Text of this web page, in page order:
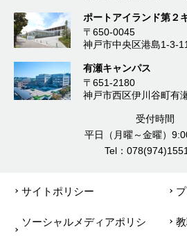
ポートアイランド第２
〒650-0045
神戸市中央区港島1-3-
有瀬キャンパス
〒651-2180
神戸市西区伊川谷町有
受付時間
平日（月曜～金曜）
Tel：
サイトポリシー
ソーシャルメディアポリシ